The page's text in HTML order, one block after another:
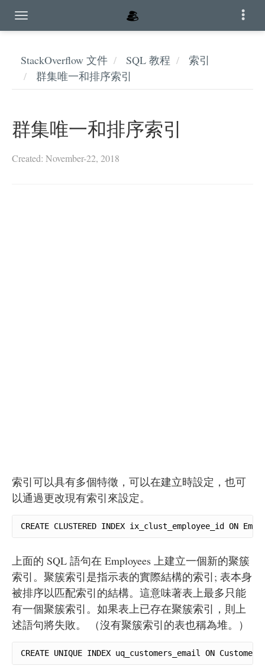
StackOverflow 文件 SQL 教程
索引
群集唯一和排序索引
群集唯一和排序索引
Created: November-22, 2018
索引可以具有多個特徵，可以在建立時設定，也可
以通過更改現有索引來設定。
CREATE CLUSTERED INDEX ix_clust_employee_id ON
上面的 SQL 語句在 Employees 上建立一個新的聚簇
索引。聚簇索引是指示表的實際結構的索引; 表本身
被排序以匹配索引的結構。這意味著表上最多只能
有一個聚簇索引。如果表上已存在聚簇索引，則上
述語句將失敗。 （沒有聚簇索引的表也稱為堆。）
CREATE UNIQUE INDEX uq_customers_email ON